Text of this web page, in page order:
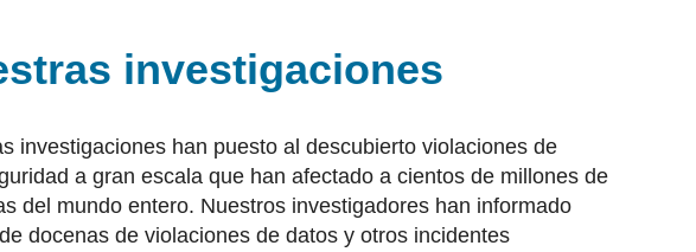
investigaciones
investigaciones han puesto al descubierto violaciones de
a gran escala que han afectado a cientos de millones de
del mundo entero. Nuestros investigadores han informado
docenas de violaciones de datos y otros incidentes